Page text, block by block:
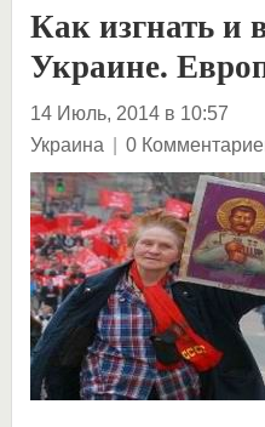
Как изгнать и
Украине.
14 Июль, 2014 в 10:57
Украина | 0